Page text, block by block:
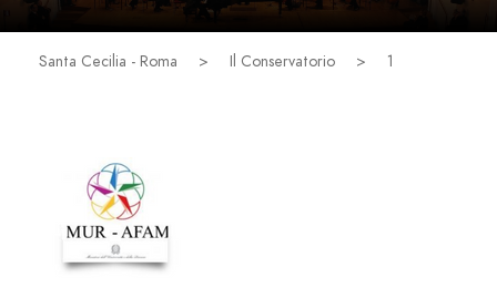
Santa Cecilia - Roma > Il Conservatorio > 1